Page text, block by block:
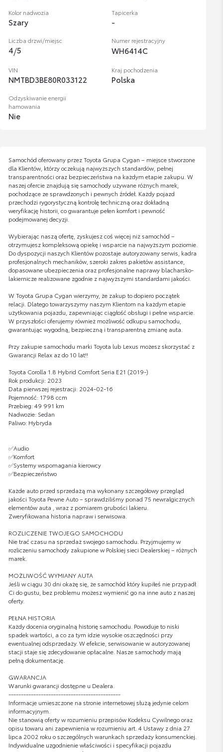
Kolor nadwozia
Szary
Tapicerka
-
Liczba drzwi/miejsc
4/5
Numer rejestracyjny
WH6414C
VIN
NMTBD3BE80R033122
Kraj pochodzenia
Polska
Odzyskiwanie energii
hamowania
Nie
Samochód oferowany przez Toyota Grupa Cygan – miejsce stworzone
dla Klientów, którzy oczekują najwyższych standardów, pełnej
transparentności oraz bezpieczeństwa na każdym etapie zakupu. W
naszej ofercie znajdują się samochody używane różnych marek,
pochodzące ze sprawdzonych i pewnych źródeł. Każdy pojazd
przechodzi rygorystyczną kontrolę techniczną oraz dokładną
weryfikację historii, co gwarantuje pełen komfort i pewność
podejmowanej decyzji.
Wybierając naszą ofertę, zyskujesz coś więcej niż samochód –
otrzymujesz kompleksową opiekę i wsparcie na najwyższym poziomie.
Do dyspozycji naszych Klientów pozostaje autoryzowany serwis, kadra
profesjonalnych mechaników, szeroki zakres pakietów assistance,
dopasowane ubezpieczenia oraz profesjonalne naprawy blacharsko-
lakiernicze realizowane zgodnie z najwyższymi standardami jakości.
W Toyota Grupa Cygan wierzymy, że zakup to dopiero początek
relacji. Dlatego towarzyszymy naszym Klientom na każdym etapie
użytkowania pojazdu, zapewniając ciągłość obsługi i pełne wsparcie.
W przyszłości oferujemy również możliwość odkupu samochodu,
gwarantując wygodną, bezpieczną i transparentną zmianę auta.
Przy zakupie samochodu marki Toyota lub Lexus możesz skorzystać z
Gwarancji Relax az do 10 lat!!
Toyota Corolla 1.8 Hybrid Comfort Seria E21 (2019-)
Rok produkcji: 2023
Data pierwszej rejestracji: 2024-02-16
Pojemność: 1798 ccm
Przebieg: 49 991 km
Nadwozie: Sedan
Paliwo: Hybryda
✅Audio
✅Komfort
✅Systemy wspomagania kierowcy
✅Bezpieczeństwo
Każde auto przed sprzedażą ma wykonany szczegółowy przegląd
jakości Toyota Pewne Auto – sprawdziliśmy ponad 75 newralgicznych
elementów auta , wraz z pomiarem grubości lakieru.
Zweryfikowana historia napraw i serwisowa.
ROZLICZENIE TWOJEGO SAMOCHODU
Nie trać czasu na sprzedaż swojego samochodu. Przyjmujemy w
rozliczeniu samochody zakupione w Polskiej sieci Dealerskiej – różnych
marek.
MOŻLIWOŚĆ WYMIANY AUTA
Jeśli w ciągu 30 dni okażę się, że samochód który kupiłeś nie przypadł
Ci do gustu, bez problemu możesz wymienić go na inne auto z naszej
oferty.
PEŁNA HISTORIA
Każdy docenia oryginalną historię samochodu. Powoduje to niski
spadek wartości, a co za tym idzie wysokie oszczędności przy
ewentualnej odsprzedaży. W efekcie, serwisowanie w autoryzowanej
stacji staje się zdecydowanie opłacalne. Nasze samochody mają
pełną dokumentację.
GWARANCJA
Warunki gwarancji dostępne u Dealera.
---------------------------------------------
Informacje umieszczone na stronie internetowej służą jedynie celom
informacyjnym.
Nie stanowią oferty w rozumieniu przepisów Kodeksu Cywilnego oraz
opisu towaru ani zapewnienia w rozumieniu art. 4 Ustawy z dnia 27
lipca 2002 roku o szczególnych warunkach sprzedaży konsumenckiej.
Indywidualne uzgodnienie właściwości i specyfikacji pojazdu